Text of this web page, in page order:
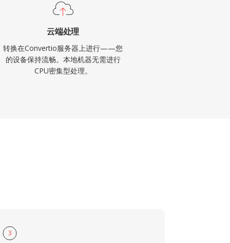
云端处理
转换在Convertio服务器上进行——您
的设备保持流畅。本地机器无需进行
CPU密集型处理。
3